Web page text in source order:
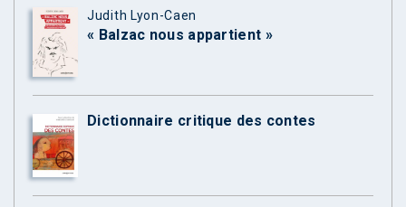
Judith Lyon-Caen
« Balzac nous appartient »
Dictionnaire critique des contes